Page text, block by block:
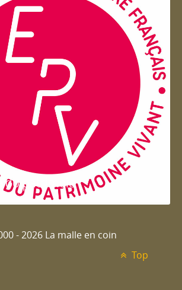
du patrimoie
- 2026 La malle en coin
Top